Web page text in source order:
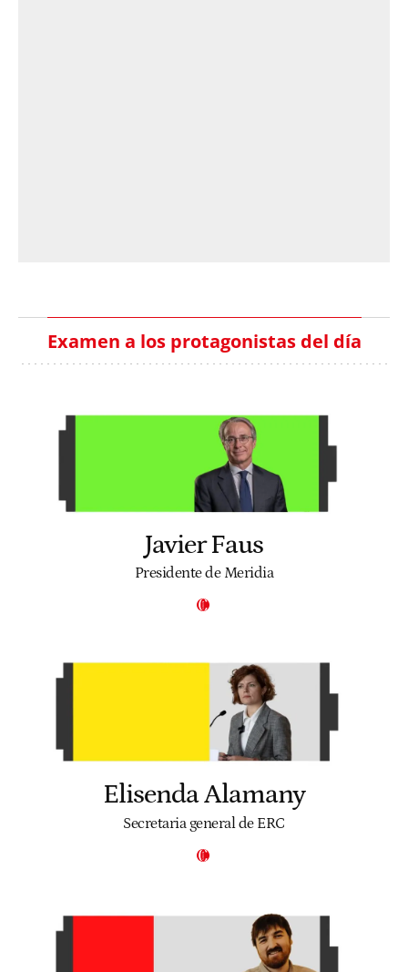
Examen a los protagonistas del día
Javier Faus
Presidente de Meridia
Elisenda Alamany
Secretaria general de ERC